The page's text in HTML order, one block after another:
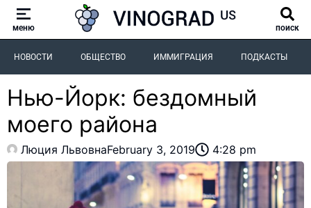
меню поиск
НОВОСТИ ОБЩЕСТВО ИММИГРАЦИЯ ПОДКАСТЫ
Нью-Йорк: бездомный
моего района
Люция ЛьвовнаFebruary 3, 2019 4:28 pm